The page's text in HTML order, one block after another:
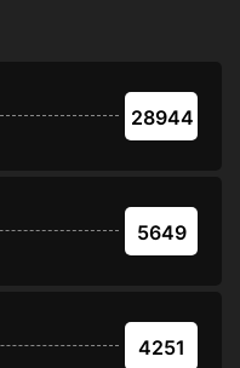
28944
5649
4251